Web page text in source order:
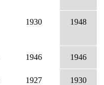
1930 1948
1946 1946
1927 1930